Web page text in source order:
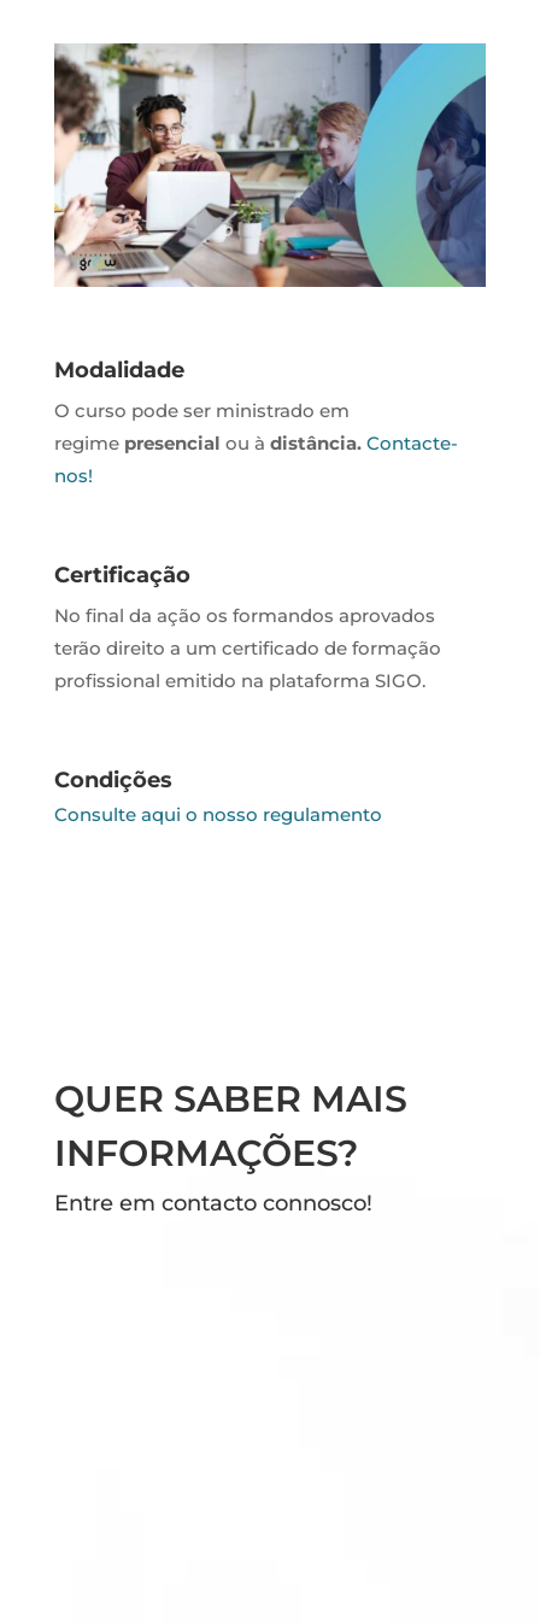
Modalidade
O curso pode ser ministrado em
regime presencial ou à distância. Contacte-
nos!
Certificação
No final da ação os formandos aprovados
terão direito a um certificado de formação
profissional emitido na plataforma SIGO.
Condições
Consulte aqui o nosso regulamento
QUER SABER MAIS
INFORMAÇÕES?
Entre em contacto connosco!